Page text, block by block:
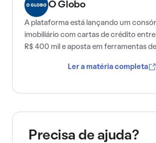
O Globo
A plataforma está lançando um
imobiliário com cartas de crédito entre
R$ 400 mil e aposta em ferramentas
Ler a matéria completa
Precisa de ajuda?